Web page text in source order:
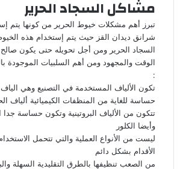
مشاكل السجاد الحرير
تبرز أهم مشكلات خيوط الحرير من كونها يتم
شرانق ديدان القز حيث يتم إستخدام هذه
السجاد الحرير ومن أجل تحويله حتى يكون صالح
الوقت والمجهود ومن أهم السلبيات الموجودة
:
تكون الألياف المستخدمة في التصنيع وهي الياف
حساسة للغاية من المنظفات الكيميائية ألياف
تتكون من الألياف البروتينية وتكون حساسة جدا
وأيضا الكلور
ليست من الأنواع العملية والتي تتحمل
الأقدام بشكل دائم
من الصعب تنظيفها بالطرق التقليدية السهلة